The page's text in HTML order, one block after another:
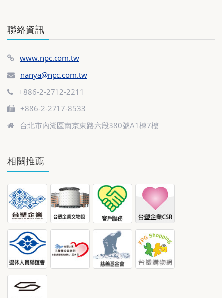
聯絡資訊
www.npc.com.tw
nanya@npc.com.tw
+886-2-2712-2211
+886-2-2717-8533
台北市內湖區南京東路六段380號A1棟7樓
相關推薦